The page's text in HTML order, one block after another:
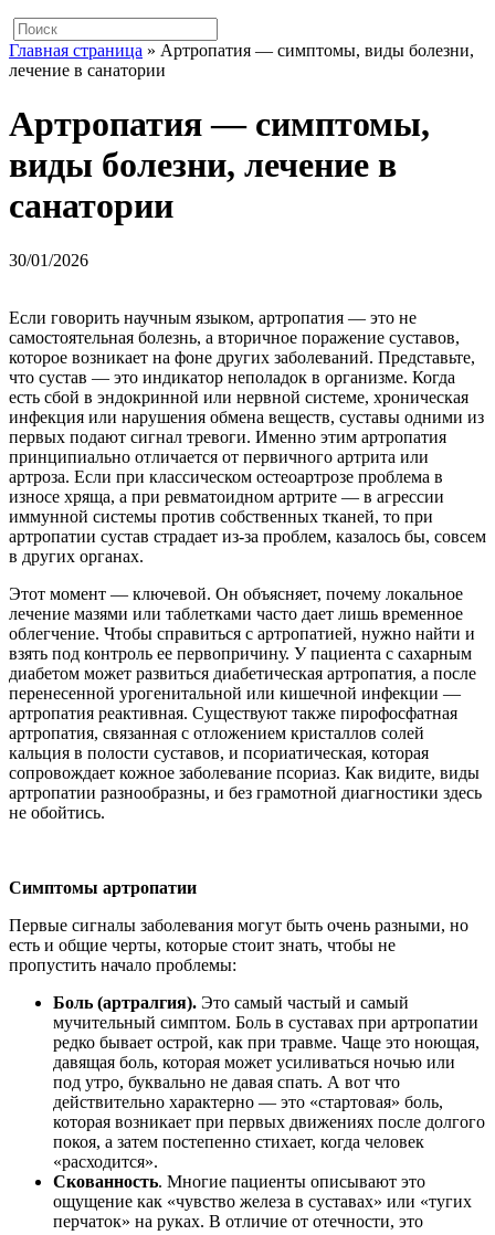
Главная страница » Артропатия — симптомы, виды болезни,
лечение в санатории
Артропатия — симптомы,
виды болезни, лечение в
санатории
30/01/2026
Если говорить научным языком, артропатия — это не
самостоятельная болезнь, а вторичное поражение суставов,
которое возникает на фоне других заболеваний. Представьте,
что сустав — это индикатор неполадок в организме. Когда
есть сбой в эндокринной или нервной системе, хроническая
инфекция или нарушения обмена веществ, суставы одними из
первых подают сигнал тревоги. Именно этим артропатия
принципиально отличается от первичного артрита или
артроза. Если при классическом остеоартрозе проблема в
износе хряща, а при ревматоидном артрите — в агрессии
иммунной системы против собственных тканей, то при
артропатии сустав страдает из-за проблем, казалось бы, совсем
в других органах.
Этот момент — ключевой. Он объясняет, почему локальное
лечение мазями или таблетками часто дает лишь временное
облегчение. Чтобы справиться с артропатией, нужно найти и
взять под контроль ее первопричину. У пациента с сахарным
диабетом может развиться диабетическая артропатия, а после
перенесенной урогенитальной или кишечной инфекции —
артропатия реактивная. Существуют также пирофосфатная
артропатия, связанная с отложением кристаллов солей
кальция в полости суставов, и псориатическая, которая
сопровождает кожное заболевание псориаз. Как видите, виды
артропатии разнообразны, и без грамотной диагностики здесь
не обойтись.
Симптомы артропатии
Первые сигналы заболевания могут быть очень разными, но
есть и общие черты, которые стоит знать, чтобы не
пропустить начало проблемы:
Боль (артралгия). Это самый частый и самый
мучительный симптом. Боль в суставах при артропатии
редко бывает острой, как при травме. Чаще это ноющая,
давящая боль, которая может усиливаться ночью или
под утро, буквально не давая спать. А вот что
действительно характерно — это «стартовая» боль,
которая возникает при первых движениях после долгого
покоя, а затем постепенно стихает, когда человек
«расходится».
Скованность. Многие пациенты описывают это
ощущение как «чувство железа в суставах» или «тугих
перчаток» на руках. В отличие от отечности, это